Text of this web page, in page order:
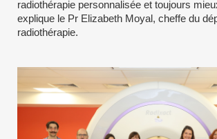
radiothérapie personnalisée et toujours
explique le Pr Elizabeth Moyal, cheffe du
radiothérapie.